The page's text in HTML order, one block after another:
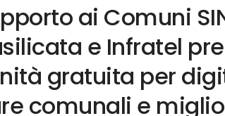
ai Comuni
e Infratel
gratuita per
comunali e